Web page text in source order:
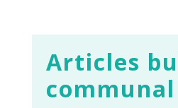
Articles
communal